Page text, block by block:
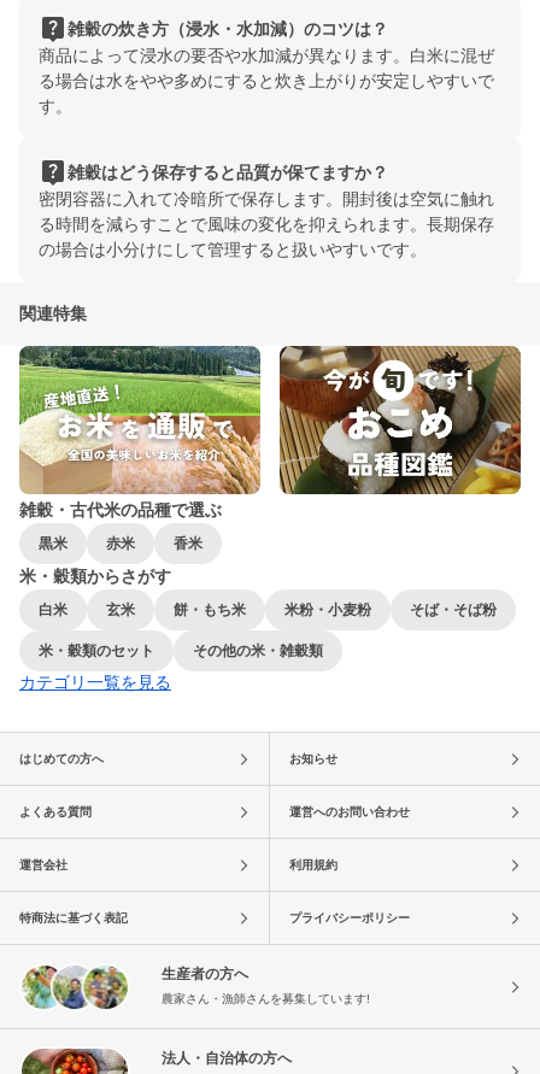
live_help雑穀の炊き方（浸水・水加減）のコツは？
商品によって浸水の要否や水加減が異なります。白米に混ぜ
る場合は水をやや多めにすると炊き上がりが安定しやすいで
す。
live_help雑穀はどう保存すると品質が保てますか？
密閉容器に入れて冷暗所で保存します。開封後は空気に触れ
る時間を減らすことで風味の変化を抑えられます。長期保存
の場合は小分けにして管理すると扱いやすいです。
関連特集
雑穀・古代米の品種で選ぶ
黒米 赤米 香米
米・穀類からさがす
白米 玄米 餅・もち米 米粉・小麦粉 そば・そば粉
米・穀類のセット その他の米・雑穀類
カテゴリ一覧を見る
はじめての方へ お知らせ
よくある質問 運営へのお問い合わせ
運営会社 利用規約
特商法に基づく表記 プライバシーポリシー
生産者の方へ
農家さん・漁師さんを募集しています!
法人・自治体の方へ